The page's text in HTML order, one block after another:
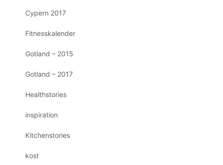
Cypern 2017
Fitnesskalender
Gotland – 2015
Gotland – 2017
Healthstories
inspiration
Kitchenstories
kost